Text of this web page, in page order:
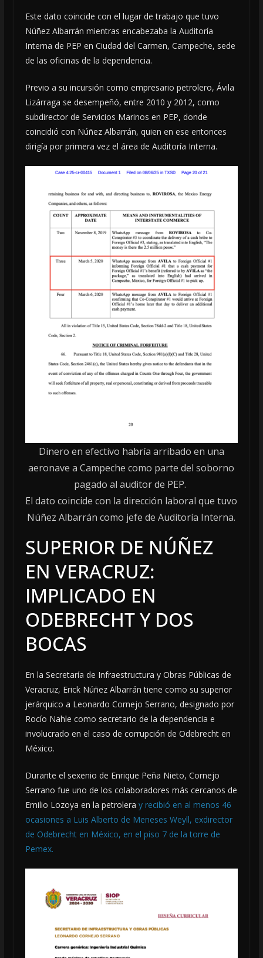
Este dato coincide con el lugar de trabajo que tuvo
Núñez Albarrán mientras encabezaba la Auditoría
Interna de PEP en Ciudad del Carmen, Campeche, sede
de las oficinas de la dependencia.
Previo a su incursión como empresario petrolero, Ávila
Lizárraga se desempeñó, entre 2010 y 2012, como
subdirector de Servicios Marinos en PEP, donde
coincidió con Núñez Albarrán, quien en ese entonces
dirigía por primera vez el área de Auditoría Interna.
Dinero en efectivo habría arribado en una
aeronave a Campeche como parte del soborno
pagado al auditor de PEP.
El dato coincide con la dirección laboral que tuvo
Núñez Albarrán como jefe de Auditoría Interna.
SUPERIOR DE NÚÑEZ
EN VERACRUZ:
IMPLICADO EN
ODEBRECHT Y DOS
BOCAS
En la Secretaría de Infraestructura y Obras Públicas de
Veracruz, Erick Núñez Albarrán tiene como su superior
jerárquico a Leonardo Cornejo Serrano, designado por
Rocío Nahle como secretario de la dependencia e
involucrado en el caso de corrupción de Odebrecht en
México.
Durante el sexenio de Enrique Peña Nieto, Cornejo
Serrano fue uno de los colaboradores más cercanos de
Emilio Lozoya en la petrolera y recibió en al menos 46
ocasiones a Luis Alberto de Meneses Weyll, exdirector
de Odebrecht en México, en el piso 7 de la torre de
Pemex.